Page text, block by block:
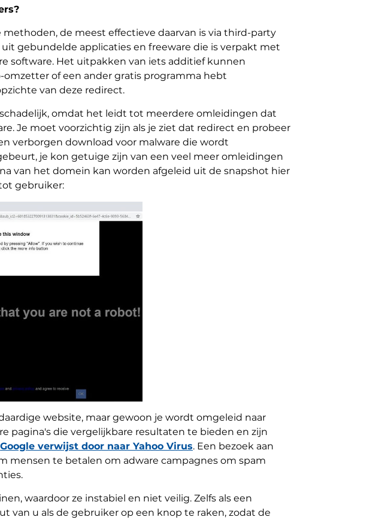
de meest effectieve daarvan is via third-party
gebundelde applicaties en freeware die is verpakt met
software. Het uitpakken van iets additief kunnen
of een ander gratis programma hebt
van deze redirect.
omdat het leidt tot meerdere omleidingen dat
Je moet voorzichtig zijn als je ziet dat redirect en probeer
verborgen download voor malware die wordt
je kon getuige zijn van een veel meer omleidingen
van het domein kan worden afgeleid uit de snapshot hier
gebruiker:
website, maar gewoon je wordt omgeleid naar
pagina's die vergelijkbare resultaten te bieden en zijn
Google verwijst door naar Yahoo Virus. Een bezoek aan
mensen te betalen om adware campagnes om spam
waardoor ze instabiel en niet veilig. Zelfs als een
van u als de gebruiker op een knop te raken, zodat de